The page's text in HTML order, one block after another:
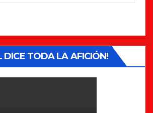
DICE TODA LA AFICIÓN!